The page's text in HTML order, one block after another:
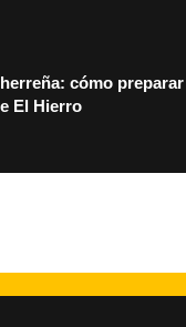
cómo
El Hierro